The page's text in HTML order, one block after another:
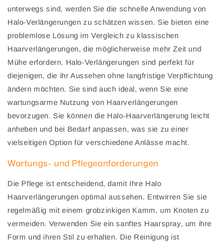
unterwegs sind, werden Sie die schnelle Anwendung von
Halo-Verlängerungen zu schätzen wissen. Sie bieten eine
problemlose Lösung im Vergleich zu klassischen
Haarverlängerungen, die möglicherweise mehr Zeit und
Mühe erfordern. Halo-Verlängerungen sind perfekt für
diejenigen, die ihr Aussehen ohne langfristige Verpflichtung
ändern möchten. Sie sind auch ideal, wenn Sie eine
wartungsarme Nutzung von Haarverlängerungen
bevorzugen. Sie können die Halo-Haarverlängerung leicht
anheben und bei Bedarf anpassen, was sie zu einer
vielseitigen Option für verschiedene Anlässe macht.
Wartungs- und Pflegeanforderungen
Die Pflege ist entscheidend, damit Ihre Halo
Haarverlängerungen optimal aussehen. Entwirren Sie sie
regelmäßig mit einem grobzinkigen Kamm, um Knoten zu
vermeiden. Verwenden Sie ein sanftes Haarspray, um ihre
Form und ihren Stil zu erhalten. Die Reinigung ist